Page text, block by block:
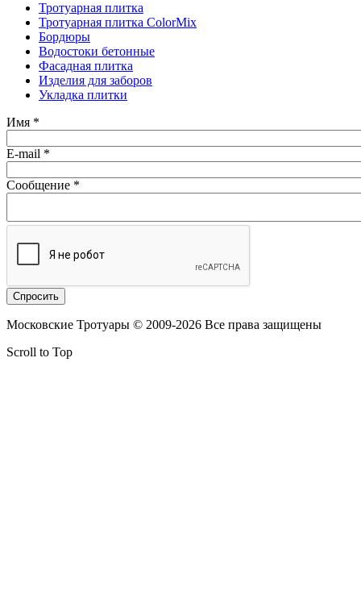
Тротуарная плитка
Тротуарная плитка ColorMix
Бордюры
Водостоки бетонные
Фасадная плитка
Изделия для заборов
Укладка плитки
Имя *
E-mail *
Сообщение *
Московские Тротуары © 2009-2026 Все права защищены
Scroll to Top